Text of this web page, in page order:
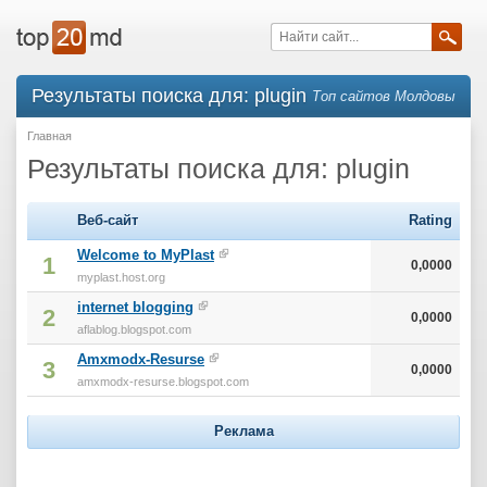
Результаты поиска для: plugin Топ сайтов Молдовы
Главная
Результаты поиска для: plugin
Веб-сайт Rating
1 Welcome to MyPlast
myplast.host.org
0,0000
2 internet blogging
aflablog.blogspot.com
0,0000
3 Amxmodx-Resurse
amxmodx-resurse.blogspot.com
0,0000
Реклама